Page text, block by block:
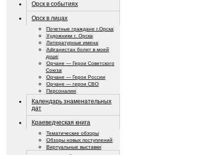
Орск в событиях
Орск в лицах
Почетные граждане г.Орска
Художники г. Орска
Литературные имена
Афганистан болит в моей
душе
Орчане — Герои Советского
Союза
Орчане — Герои России
Орчане — герои СВО
Персоналии
Календарь знаменательных
дат
Краеведческая книга
Тематические обзоры
Обзоры новых поступлений
Виртуальные выставки